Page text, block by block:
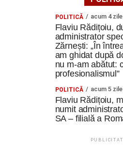
care a avut posibilitatea să
Moravia de Sud.,,Am vizitat
Valtice, fiecare oferindu-ne o
istoriei, arhitecturii și culturii
Astfel, învățarea nu s-a
continuat prin călătorie,
Să refolosim, să reparăm, să
fost potrivit cursantei din
POLITICĂ acum 4 zile
Flaviu Rădițoiu,
administrator
Zărnești: „În
am ghidat după
nu m-am abătut:
profesionalismul”
POLITICĂ acum 5 zile
Flaviu Rădițoiu,
numit
SA – filială a